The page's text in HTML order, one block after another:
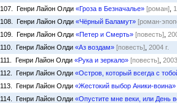
107. Генри Лайон Олди «Гроза в Безначалье» [роман]
108. Генри Лайон Олди «Чёрный Баламут» [роман-
109. Генри Лайон Олди «Петер и Смерть» [повесть]
110. Генри Лайон Олди «Аз воздам» [повесть] 2004 г.
111. Генри Лайон Олди «Рука и зеркало» [повесть] 2003
112. Генри Лайон Олди «Остров, который всегда с
113. Генри Лайон Олди «Жестокий выбор Аники-воина»
114. Генри Лайон Олди «Опустите мне веки, или День